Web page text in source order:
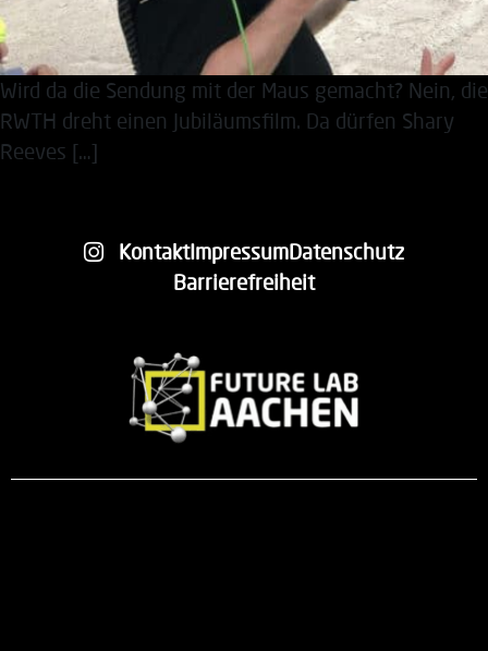
Wird da die Sendung mit der Maus gemacht? Nein, die
RWTH dreht einen Jubiläumsfilm. Da dürfen Shary
Reeves […]
KontaktImpressumDatenschutz
Barrierefreiheit